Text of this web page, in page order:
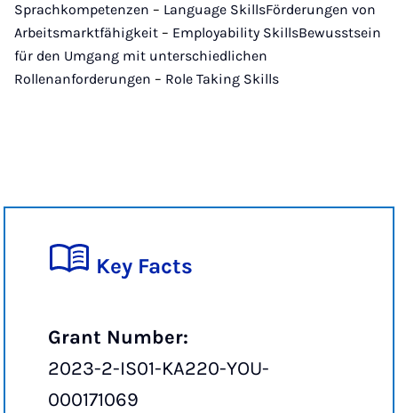
Sprachkompetenzen – Language SkillsFörderungen von
Arbeitsmarktfähigkeit – Employability SkillsBewusstsein
für den Umgang mit unterschiedlichen
Rollenanforderungen – Role Taking Skills
Key Facts
Grant Number:
2023-2-IS01-KA220-YOU-
000171069